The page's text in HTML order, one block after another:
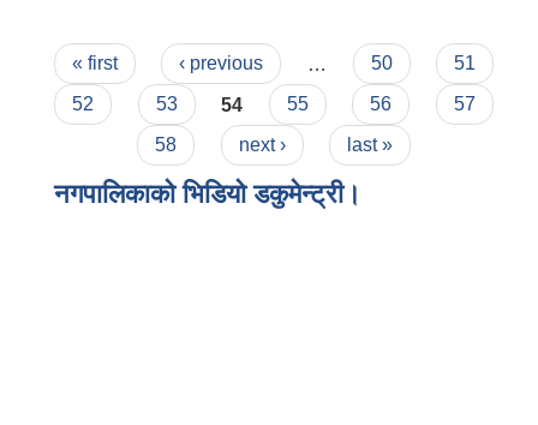
Pages
« first ‹ previous 50
51
52
53 54 55 56
57
58
next › last »
नगपालिकाको भिडियो डकुमेन्ट्री।